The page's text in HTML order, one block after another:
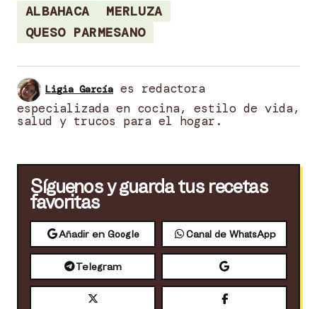
ALBAHACA
MERLUZA
QUESO PARMESANO
Ligia García es redactora
especializada en cocina, estilo de vida,
salud y trucos para el hogar.
Síguenos y guarda tus recetas
favoritas
Añadir en Google Canal de WhatsApp
Telegram